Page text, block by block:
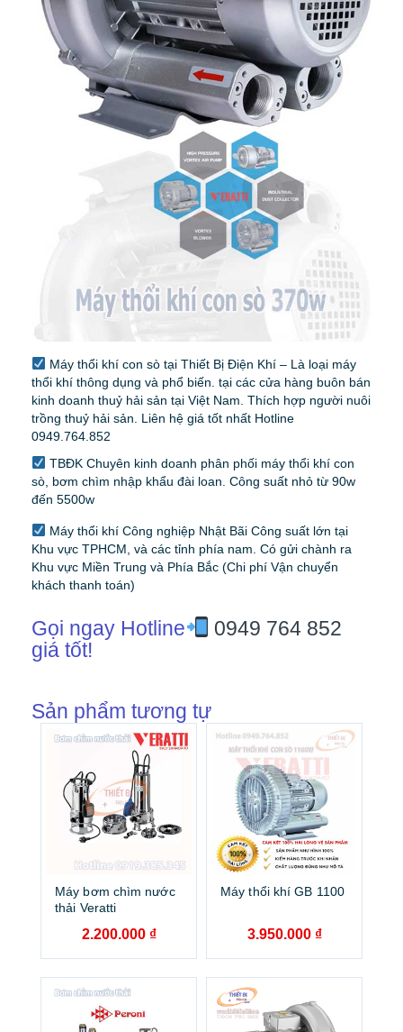
Máy thổi khí con sò tại Thiết Bị Điện Khí – Là loại máy
thổi khí thông dụng và phổ biến. tại các cửa hàng buôn bán
kinh doanh thuỷ hải sản tại Việt Nam. Thích hợp người nuôi
trồng thuỷ hải sản. Liên hệ giá tốt nhất Hotline
0949.764.852
TBĐK Chuyên kinh doanh phân phối máy thổi khí con
sò, bơm chìm nhập khẩu đài loan. Công suất nhỏ từ 90w
đến 5500w
Máy thổi khí Công nghiệp Nhật Bãi Công suất lớn tại
Khu vực TPHCM, và các tỉnh phía nam. Có gửi chành ra
Khu vực Miền Trung và Phía Bắc (Chi phí Vận chuyển
khách thanh toán)
Gọi ngay Hotline
0949 764 852
giá tốt!
Sản phẩm tương tự
Máy bơm chìm nước
thải Veratti
2.200.000 ₫
Máy thổi khí GB 1100
3.950.000 ₫